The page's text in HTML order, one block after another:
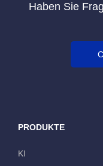
Haben Sie
PRODUKTE
KI